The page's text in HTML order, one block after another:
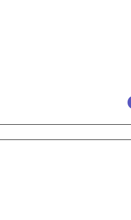
ONLY
Only Carmakoma